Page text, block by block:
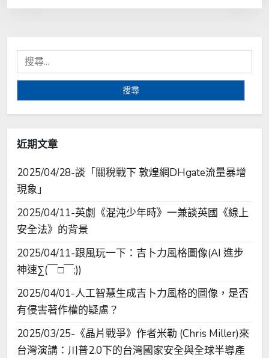
搜
尋
近期文章
2025/04/28-談「關稅戰下 敦煌網DHgate流量暴增
現象」
2025/04/11-英劇《混沌少年時》一兼談英國《線上
安全法》的背景
2025/04/11-跟風玩一下：吉卜力風格圖像(AI 進步
神速∑(￣□￣;))
2025/04/01-人工智慧生成吉卜力風格的圖像，是否
有侵害著作權的疑慮？
2025/03/25-《晶片戰爭》作者米勒 (Chris Miller)來
台灣演講：川普2.0下的台灣國家安全與全球半導產